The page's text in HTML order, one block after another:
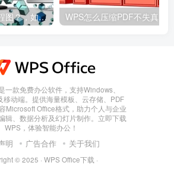
如何用WPS绘制流程图？，如何用wps绘制流程图并保存
一款免费办公软件，支持Windows、
移动端。提供海量模板、云存储、PDF
Microsoft Office格式，助力个人与企业
辑、数据分析及幻灯片制作。立即下载
WPS，体验智能办公！
明 广告合作 关于我们
© 2025 · WPS Office下载 ·